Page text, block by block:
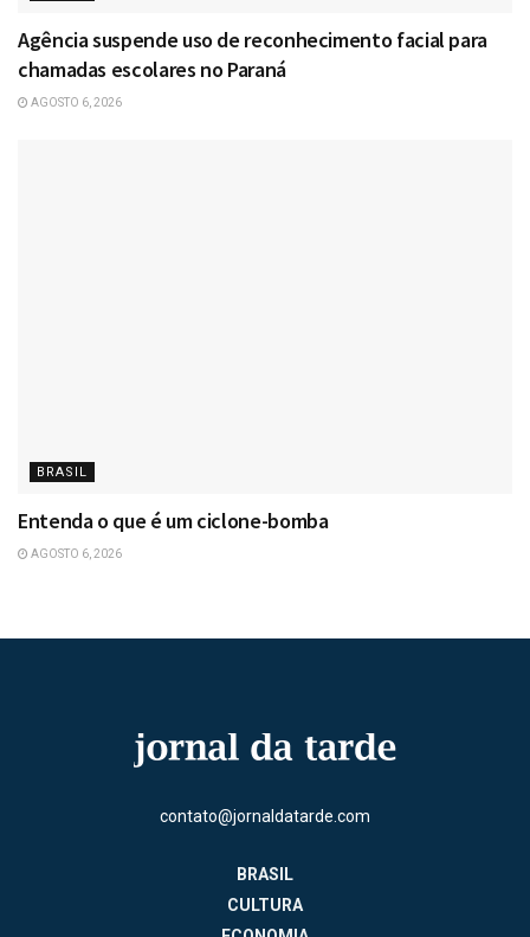
Agência suspende uso de reconhecimento facial para
chamadas escolares no Paraná
AGOSTO 6, 2026
BRASIL
Entenda o que é um ciclone-bomba
AGOSTO 6, 2026
contato@jornaldatarde.com
BRASIL
CULTURA